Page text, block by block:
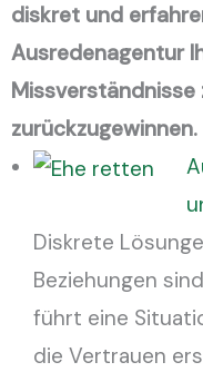
diskret und
Ausredenagentur
zurückzugewinnen.
Diskrete
Beziehungen
führt eine
die Vertrauen